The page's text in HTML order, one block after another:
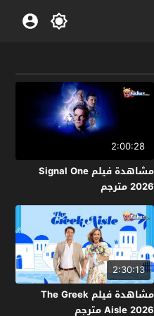
2:00:28
مشاهدة فيلم Signal One
2026 مترجم
2:30:13
مشاهدة فيلم The Greek
Aisle 2026 مترجم